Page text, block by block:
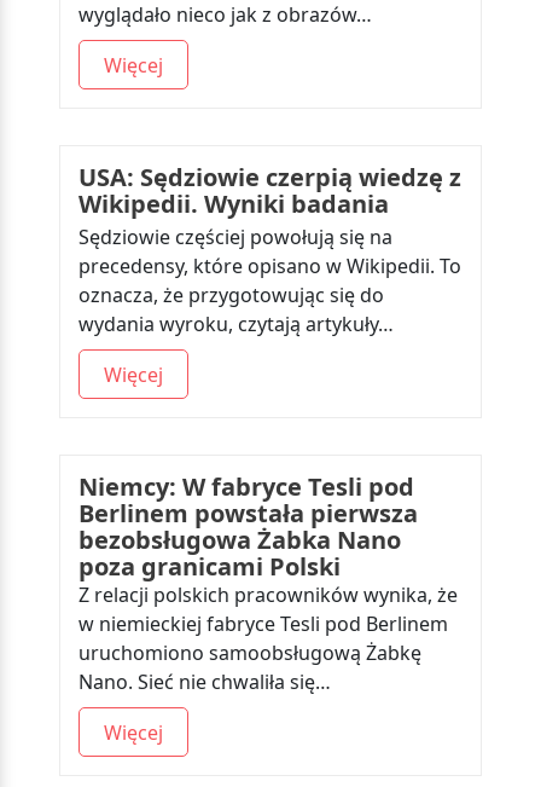
wyglądało nieco jak z obrazów…
Więcej
USA: Sędziowie czerpią wiedzę z
Wikipedii. Wyniki badania
Sędziowie częściej powołują się na
precedensy, które opisano w Wikipedii. To
oznacza, że przygotowując się do
wydania wyroku, czytają artykuły…
Więcej
Niemcy: W fabryce Tesli pod
Berlinem powstała pierwsza
bezobsługowa Żabka Nano
poza granicami Polski
Z relacji polskich pracowników wynika, że
w niemieckiej fabryce Tesli pod Berlinem
uruchomiono samoobsługową Żabkę
Nano. Sieć nie chwaliła się…
Więcej